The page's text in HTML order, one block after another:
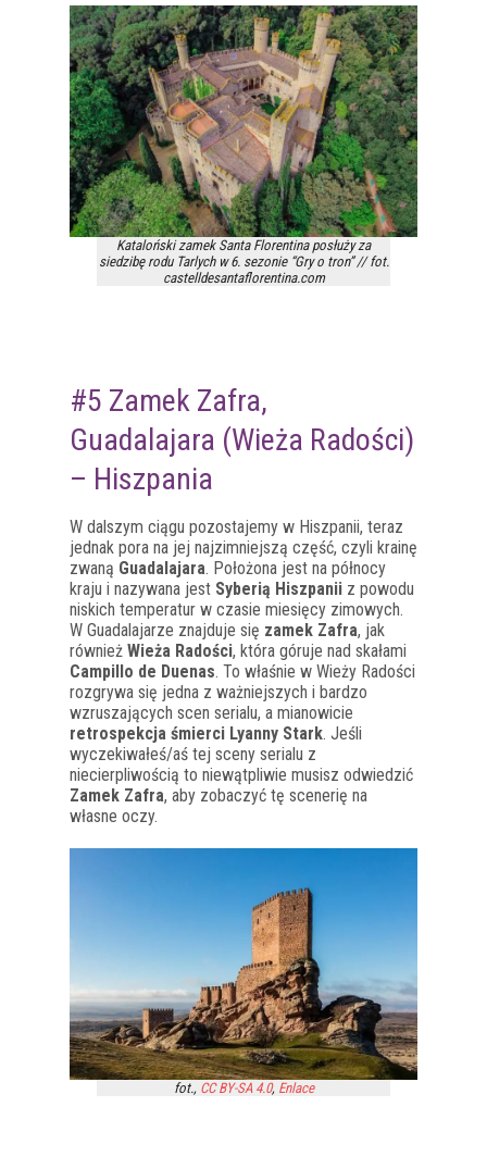
Kataloński zamek Santa Florentina posłuży za
siedzibę rodu Tarlych w 6. sezonie “Gry o tron” // fot.
castelldesantaflorentina.com
#5 Zamek Zafra,
Guadalajara (Wieża Radości)
– Hiszpania
W dalszym ciągu pozostajemy w Hiszpanii, teraz
jednak pora na jej najzimniejszą część, czyli krainę
zwaną Guadalajara. Położona jest na północy
kraju i nazywana jest Syberią Hiszpanii z powodu
niskich temperatur w czasie miesięcy zimowych.
W Guadalajarze znajduje się zamek Zafra, jak
również Wieża Radości, która góruje nad skałami
Campillo de Duenas. To właśnie w Wieży Radości
rozgrywa się jedna z ważniejszych i bardzo
wzruszających scen serialu, a mianowicie
retrospekcja śmierci Lyanny Stark. Jeśli
wyczekiwałeś/aś tej sceny serialu z
niecierpliwością to niewątpliwie musisz odwiedzić
Zamek Zafra, aby zobaczyć tę scenerię na
własne oczy.
fot., CC BY-SA 4.0, Enlace